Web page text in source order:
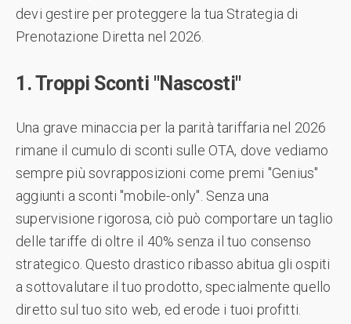
devi gestire per proteggere la tua Strategia di
Prenotazione Diretta nel 2026.
1. Troppi Sconti "Nascosti"
Una grave minaccia per la parità tariffaria nel 2026
rimane il cumulo di sconti sulle OTA, dove vediamo
sempre più sovrapposizioni come premi "Genius"
aggiunti a sconti "mobile-only". Senza una
supervisione rigorosa, ciò può comportare un taglio
delle tariffe di oltre il 40% senza il tuo consenso
strategico. Questo drastico ribasso abitua gli ospiti
a sottovalutare il tuo prodotto, specialmente quello
diretto sul tuo sito web, ed erode i tuoi profitti.